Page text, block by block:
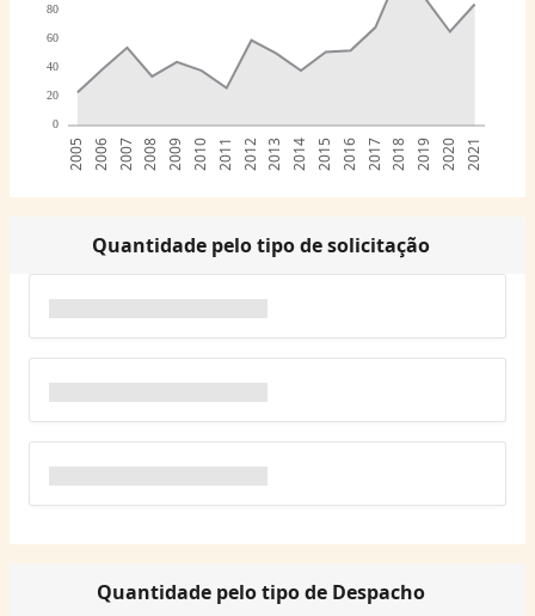
0
20
40
60
80
2005 2006 2007 2008 2009 2010 2011 2012 2013 2014 2015 2016 2017 2018 2019 2020 2021
Quantidade pelo tipo de solicitação
Quantidade pelo tipo de Despacho